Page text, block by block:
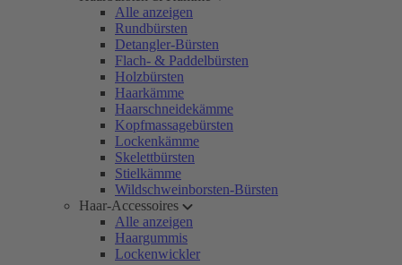
Alle anzeigen
Rundbürsten
Detangler-Bürsten
Flach- & Paddelbürsten
Holzbürsten
Haarkämme
Haarschneidekämme
Kopfmassagebürsten
Lockenkämme
Skelettbürsten
Stielkämme
Wildschweinborsten-Bürsten
Haar-Accessoires
Alle anzeigen
Haargummis
Lockenwickler